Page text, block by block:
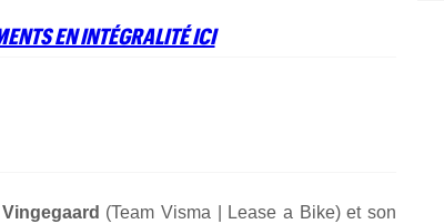
EN INTÉGRALITÉ ICI
(Team Visma | Lease a Bike) et son